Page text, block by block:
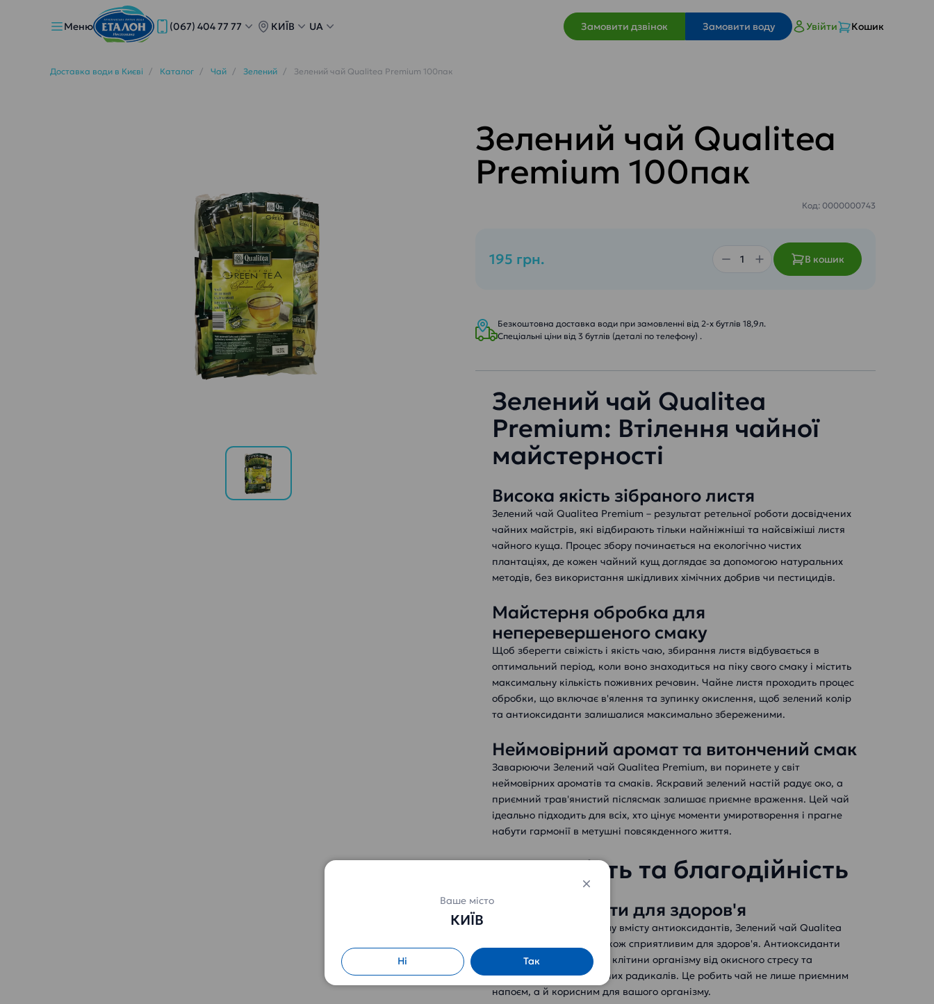
Меню (067) 404 77 77 КИЇВ UA Замовити дзвінок Замовити воду Увійти Кошик
Доставка води в Києві Каталог Чай Зелений Зелений чай Qualitea Premium 100пак
Зелений чай Qualitea
Premium 100пак
Код: 0000000743
195 грн. В кошик
Безкоштовна доставка води при замовленні від 2-х бутлів 18,9л.
Спеціальні ціни від 3 бутлів (деталі по телефону) .
Зелений чай Qualitea
Premium: Втілення чайної
майстерності
Висока якість зібраного листя
Зелений чай Qualitea Premium – результат ретельної роботи досвідчених
чайних майстрів, які відбирають тільки найніжніші та найсвіжіші листя
чайного куща. Процес збору починається на екологічно чистих
плантаціях, де кожен чайний кущ доглядає за допомогою натуральних
методів, без використання шкідливих хімічних добрив чи пестицидів.
Майстерня обробка для
неперевершеного смаку
Щоб зберегти свіжість і якість чаю, збирання листя відбувається в
оптимальний період, коли воно знаходиться на піку свого смаку і містить
максимальну кількість поживних речовин. Чайне листя проходить процес
обробки, що включає в'ялення та зупинку окислення, щоб зелений колір
та антиоксиданти залишалися максимально збереженими.
Неймовірний аромат та витончений смак
Заварюючи Зелений чай Qualitea Premium, ви поринете у світ
неймовірних ароматів та смаків. Яскравий зелений настій радує око, а
приємний трав'янистий післясмак залишає приємне враження. Цей чай
ідеально підходить для всіх, хто цінує моменти умиротворення і прагне
набути гармонії в метушні повсякденного життя.
Корисність та благодійність
Антиоксиданти для здоров'я
Завдяки своєму багатому вмісту антиоксидантів, Зелений чай Qualitea
Premium вважається також сприятливим для здоров'я. Антиоксиданти
допомагають захистити клітини організму від окисного стресу та
шкідливих впливів вільних радикалів. Це робить чай не лише приємним
напоєм, а й корисним для вашого організму.
Ваше місто
КИЇВ
Ні Так